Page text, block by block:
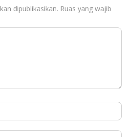
dipublikasikan. Ruas yang wajib